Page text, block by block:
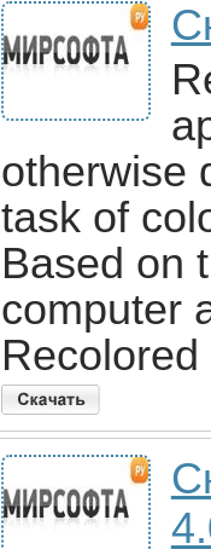
otherwise
task of
Based on
computer